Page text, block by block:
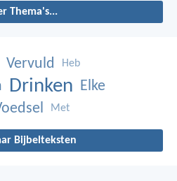
Thema's...
Vervuld Heb
Drinken Elke
Met
Bijbelteksten